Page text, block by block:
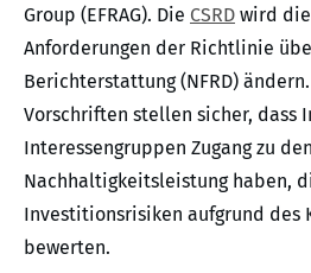
Group (EFRAG). Die CSRD wird
Anforderungen der Richtlinie
Berichterstattung (NFRD)
Vorschriften stellen sicher, dass
Interessengruppen Zugang zu
Nachhaltigkeitsleistung haben,
Investitionsrisiken aufgrund des
bewerten.